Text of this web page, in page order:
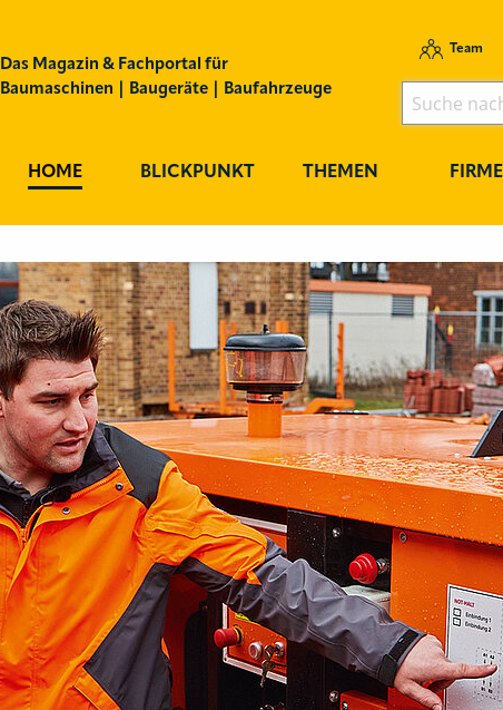
Das Magazin & Fachportal für
Baumaschinen | Baugeräte | Baufahrzeuge
Team
HOME BLICKPUNKT THEMEN